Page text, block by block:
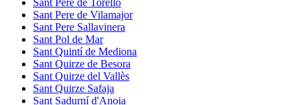
Sant Pere de Vilamajor
Sant Pere Sallavinera
Sant Pol de Mar
Sant Quintí de Mediona
Sant Quirze de Besora
Sant Quirze del Vallès
Sant Quirze Safaja
Sant Sadurní d'Anoia